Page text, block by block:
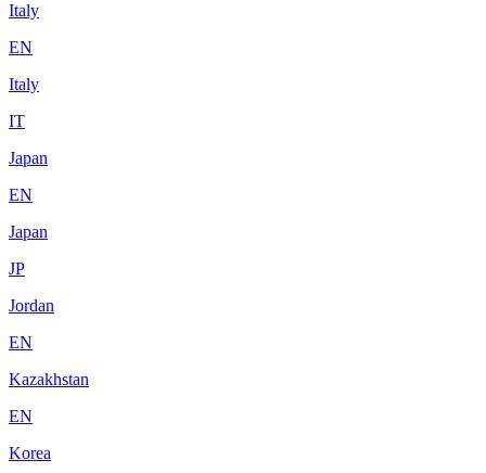
Italy
EN
Italy
IT
Japan
EN
Japan
JP
Jordan
EN
Kazakhstan
EN
Korea